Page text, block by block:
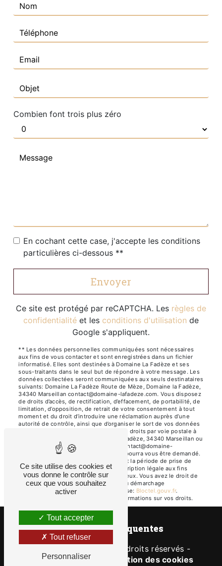
Combien font trois plus zéro
En cochant cette case, j'accepte les conditions
particulières ci-dessous **
Envoyer
Ce site est protégé par reCAPTCHA. Les règles de
confidentialité et les conditions d'utilisation de
Google s'appliquent.
** Les données personnelles communiquées sont nécessaires
aux fins de vous contacter et sont enregistrées dans un fichier
informatisé. Elles sont destinées à Domaine La Fadèze et ses
sous-traitants dans le seul but de répondre à votre message. Les
données collectées seront communiquées aux seuls destinataires
suivants: Domaine La Fadèze Route de Mèze, Domaine la Fadèze,
34340 Marseillan contact@domaine-lafadeze.com. Vous disposez
de droits d’accès, de rectification, d’effacement, de portabilité, de
limitation, d’opposition, de retrait de votre consentement à tout
moment et du droit d’introduire une réclamation auprès d’une
autorité de contrôle, ainsi que d’organiser le sort de vos données
post-mortem. Vous pouvez exercer ces droits par voie postale à
l'adresse Route de Mèze, Domaine la Fadèze, 34340 Marseillan ou
par courrier électronique à l'adresse contact@domaine-
lafadeze.com. Un justificatif d'identité pourra vous être demandé.
Nous conservons vos données pendant la période de prise de
contact puis pendant la durée de prescription légale aux fins
probatoires et de gestion des contentieux. Vous avez le droit de
vous inscrire sur la liste d'opposition au démarchage
téléphonique, disponible à cette adresse:
Bloctel.gouv.fr.
Consultez le site cnil.fr pour plus d’informations sur vos droits.
Recherches fréquentes
- 2026 - Tous droits réservés -
Mentions légales
Gestion des cookies
Ce site utilise des cookies et
vous donne le contrôle sur
ceux que vous souhaitez
activer
Tout accepter
Tout refuser
Personnaliser